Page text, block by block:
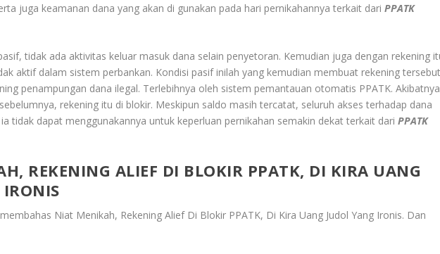
juga keamanan dana yang akan di gunakan pada hari pernikahannya terkait dariPPATK
tidak ada aktivitas keluar masuk dana selain penyetoran. Kemudian juga dengan rekening
aktif dalam sistem perbankan. Kondisi pasif inilah yang kemudian membuat rekening
penampungan dana ilegal. Terlebihnya oleh sistem pemantauan otomatis PPATK.
rekening itu di blokir. Meskipun saldo masih tercatat, seluruh akses terhadap dana
tidak dapat menggunakannya untuk keperluan pernikahan semakin dekat terkait dariPPATK
REKENING ALIEF DI BLOKIR PPATK, DI KIRA UANG
IRONIS
Niat Menikah, Rekening Alief Di Blokir PPATK, Di Kira Uang Judol Yang Ironis. Dan